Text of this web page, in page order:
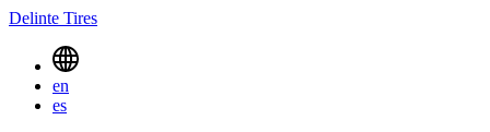
Delinte Tires
Menu
Toggle
en
es